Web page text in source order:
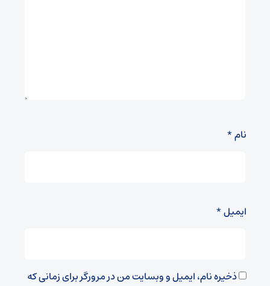
نام*
ایمیل*
ذخیره نام، ایمیل و وبسایت من در مرورگر برای زمانی که